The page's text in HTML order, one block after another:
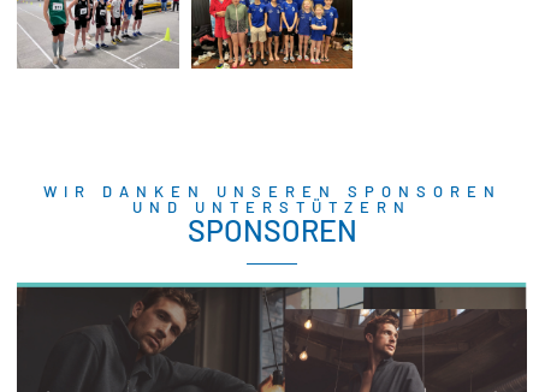
WIR DANKEN UNSEREN SPONSOREN
UND UNTERSTÜTZERN
SPONSOREN